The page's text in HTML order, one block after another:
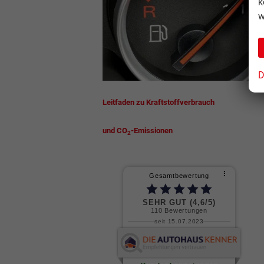
Leitfaden zu Kraftstoffverbrauch
und CO2-Emissionen